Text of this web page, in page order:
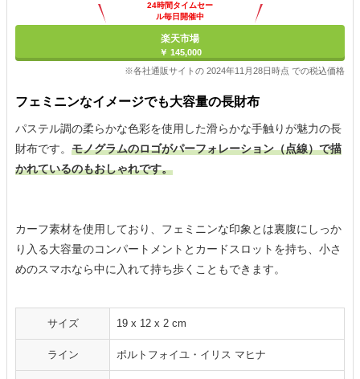
24時間タイムセー
ル毎日開催中
楽天市場
￥ 145,000
※各社通販サイトの 2024年11月28日時点 での税込価格
フェミニンなイメージでも大容量の長財布
パステル調の柔らかな色彩を使用した滑らかな手触りが魅力の長
財布です。 モノグラムのロゴがパーフォレーション（点線）で描
かれているのもおしゃれです。
カーフ素材を使用しており、フェミニンな印象とは裏腹にしっか
り入る大容量のコンパートメントとカードスロットを持ち、小さ
めのスマホなら中に入れて持ち歩くこともできます。
サイズ 19 x 12 x 2 cm
ライン ポルトフォイユ・イリス マヒナ